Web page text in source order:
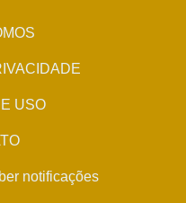
USO
notificações